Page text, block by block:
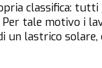
classifica:
Per tale motivo i
un lastrico